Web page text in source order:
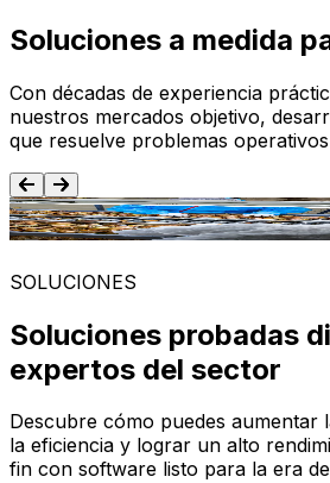
Soluciones a medida
Con décadas de experiencia
nuestros mercados objetivo,
que resuelve problemas
Alimentación y Bebida
SOLUCIONES
Soluciones probadas
expertos del sector
Descubre cómo puedes aumentar
la eficiencia y lograr un alto
fin con software listo para la era